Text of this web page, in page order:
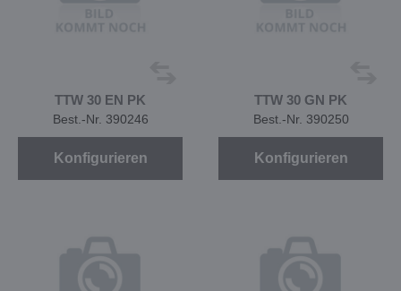
TTW 30 EN PK
Best.-Nr. 390246
Konfigurieren
TTW 30 GN PK
Best.-Nr. 390250
Konfigurieren